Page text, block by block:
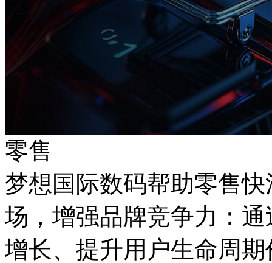
零售
梦想国际数码帮助零售
场，增强品牌竞争力
增长、提升用户生命周